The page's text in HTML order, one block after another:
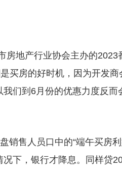
房地产行业协会主办的2023
买房的好时机，因为开发商
们到6月份的优惠力度反而
售人员口中的“端午买房利
下，银行才降息。同样贷